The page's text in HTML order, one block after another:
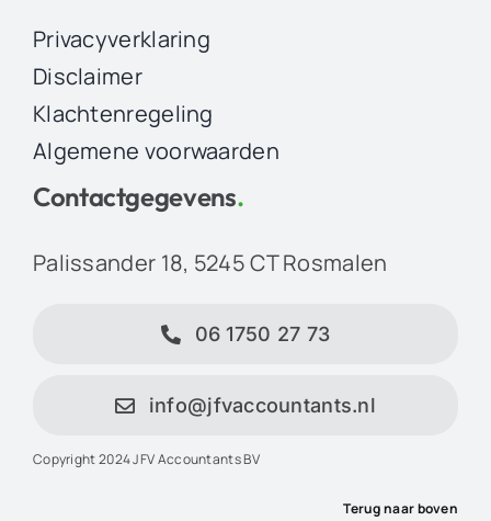
Privacyverklaring
Disclaimer
Klachtenregeling
Algemene voorwaarden
Contactgegevens.
Palissander 18, 5245 CT Rosmalen
06 1750 27 73
info@jfvaccountants.nl
Copyright 2024 JFV Accountants BV
Terug naar boven